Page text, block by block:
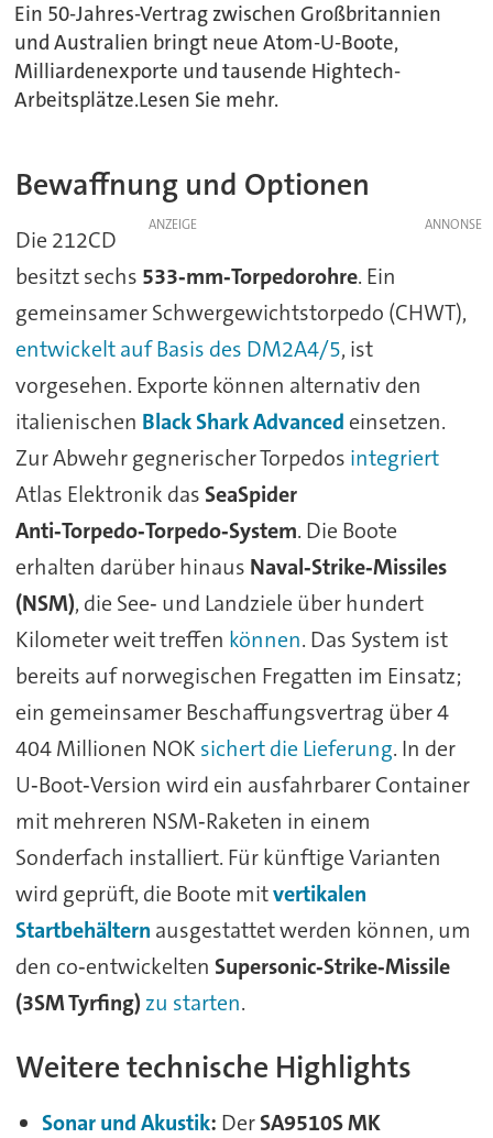
Ein 50-Jahres-Vertrag zwischen Großbritannien
und Australien bringt neue Atom-U-Boote,
Milliardenexporte und tausende Hightech-
Arbeitsplätze.Lesen Sie mehr.
Bewaffnung und Optionen
ANZEIGE
Die 212CD
besitzt sechs 533‑mm‑Torpedorohre. Ein
gemeinsamer Schwergewichtstorpedo (CHWT),
entwickelt auf Basis des DM2A4/5, ist
vorgesehen. Exporte können alternativ den
italienischen Black Shark Advanced einsetzen.
Zur Abwehr gegnerischer Torpedos integriert
Atlas Elektronik dasSeaSpider
Anti‑Torpedo‑Torpedo‑System. Die Boote
erhalten darüber hinaus Naval‑Strike‑Missiles
(NSM), die See‑ und Landziele über hundert
Kilometer weit treffen können. Das System ist
bereits auf norwegischen Fregatten im Einsatz;
ein gemeinsamer Beschaffungsvertrag über 4
404 Millionen NOK sichert die Lieferung. In der
U‑Boot‑Version wird ein ausfahrbarer Container
mit mehreren NSM‑Raketen in einem
Sonderfach installiert. Für künftige Varianten
wird geprüft, die Boote mitvertikalen
Startbehältern ausgestattet werden können, um
den co‑entwickelten Supersonic‑Strike‑Missile
(3SM Tyrfing) zu starten.
Weitere technische Highlights
Sonar und Akustik: DerSA9510S MK